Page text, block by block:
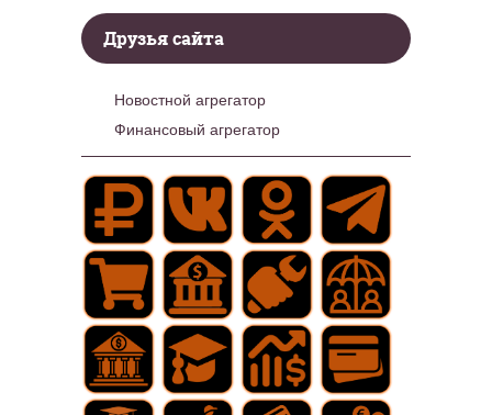
Друзья сайта
Новостной агрегатор
Финансовый агрегатор